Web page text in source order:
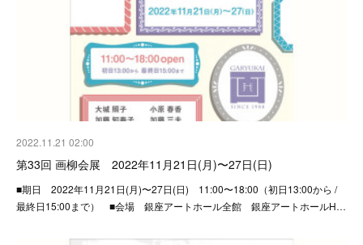
2022.11.21 02:00
第33回 画柳会展 2022年11月21日(月)〜27日(日)
■期日 2022年11月21日(月)〜27日(日) 11:00〜18:00（初日13:00から /
最終日15:00まで） ■会場 銀座アートホール全館 銀座アートホールH…